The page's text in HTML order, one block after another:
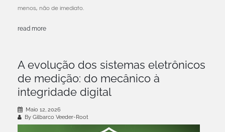
menos, não de imediato.
read more
A evolução dos sistemas eletrônicos
de medição: do mecânico à
integridade digital
Maio 12, 2026
By Gilbarco Veeder-Root